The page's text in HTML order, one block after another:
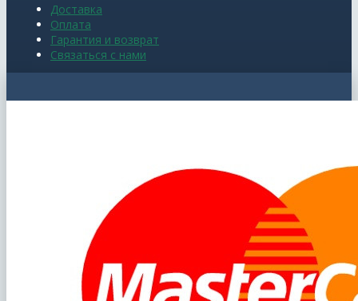
Доставка
Оплата
Гарантия и возврат
Связаться с нами